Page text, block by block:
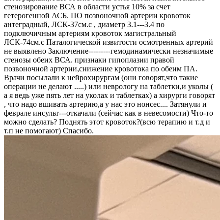
стенозирование ВСА в области устья 10% за счет
гетерогенной АСБ. ПО позвоночной артерии кровоток
антеградный, ЛСК-37см.с , диаметр 3.1---3.4 по
подключичным артериям кровоток магистральный
ЛСК-74см.с Паталогической извитости осмотренных артерий
не выявлено Заключение---------гемодинамически незначимые
стенозы обеих ВСА. признаки гипоплазии правой
позвоночной артерии,снижение кровотока по обеим ПА.
Врачи посылали к нейрохирургам (они говорят,что такие
операции не делают .....) или неврологу на таблетки,и уколы (
а я ведь уже пять лет на уколах и таблетках) а хирурги говорят
, что надо вшивать артерию,а у нас это нонсес.... Затянули и
феврале инсульт---откачали (сейчас как в невесомости) Что-то
можно сделать? Поднять этот кровоток?(всю терапию и т.д и
т.п не помогают) Спасибо.